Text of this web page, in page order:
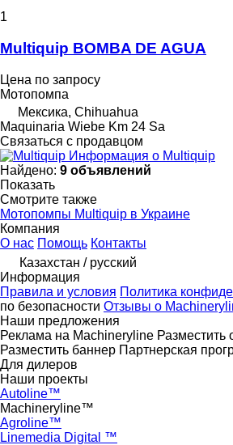
1
Multiquip BOMBA DE AGUA
Цена по запросу
Мотопомпа
Мексика, Chihuahua
Maquinaria Wiebe Km 24 Sa
Связаться с продавцом
Информация о Multiquip
Найдено: 9 объявлений
Показать
Смотрите также
Мотопомпы Multiquip в Украине
Компания
О нас Помощь Контакты
Казахстан / русский
Информация
Правила и условия Политика
по безопасности Отзывы о
Наши предложения
Реклама на Machineryline Разместить
Разместить баннер Партнерская
Для дилеров
Наши проекты
Autoline™
Machineryline™
Agroline™
Linemedia Digital ™